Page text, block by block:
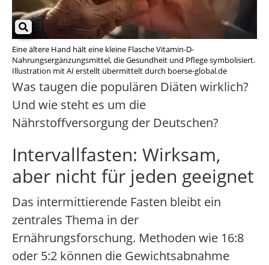
Eine ältere Hand hält eine kleine Flasche Vitamin-D-
Nahrungsergänzungsmittel, die Gesundheit und Pflege symbolisiert.
Illustration mit AI erstellt übermittelt durch boerse-global.de
Was taugen die populären Diäten wirklich?
Und wie steht es um die
Nährstoffversorgung der Deutschen?
Intervallfasten: Wirksam,
aber nicht für jeden geeignet
Das intermittierende Fasten bleibt ein
zentrales Thema in der
Ernährungsforschung. Methoden wie 16:8
oder 5:2 können die Gewichtsabnahme